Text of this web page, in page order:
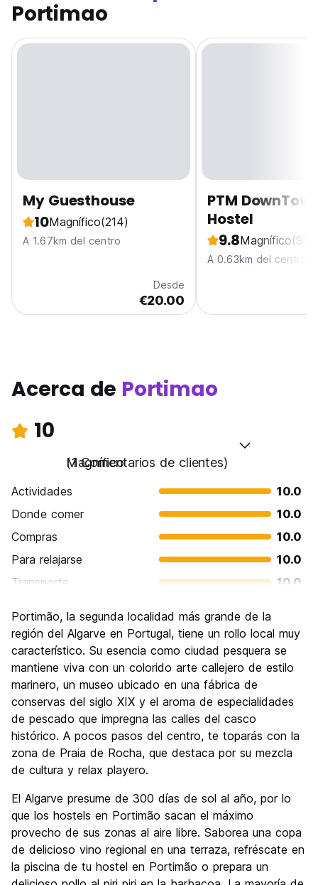
Portimao
My Guesthouse
10Magnífico(214)
A 1.67km del centro
Desde
€20.00
PTM
Hostel
9.8Magnífico(99)
A 0.63km del centro
Acerca de Portimao
10
Magnífico
(1 Comentarios de clientes)
Actividades
10.0
Donde comer
10.0
Compras
10.0
Para relajarse
10.0
Transporte
10.0
Cultura
10.0
Fiesta
10.0
Calidad Precio
10.0
Portimão, la segunda localidad más grande de la
región del Algarve en Portugal, tiene un rollo local muy
característico. Su esencia como ciudad pesquera se
mantiene viva con un colorido arte callejero de estilo
marinero, un museo ubicado en una fábrica de
conservas del siglo XIX y el aroma de especialidades
de pescado que impregna las calles del casco
histórico. A pocos pasos del centro, te toparás con la
zona de Praia de Rocha, que destaca por su mezcla
de cultura y relax playero.
El Algarve presume de 300 días de sol al año, por lo
que los hostels en Portimão sacan el máximo
provecho de sus zonas al aire libre. Saborea una copa
de delicioso vino regional en una terraza, refréscate en
la piscina de tu hostel en Portimão o prepara un